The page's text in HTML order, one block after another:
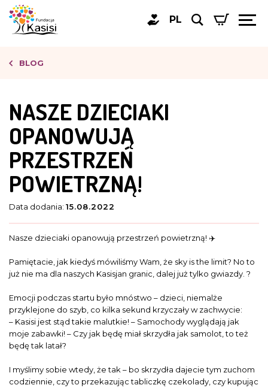
PL
BLOG
NASZE DZIECIAKI
OPANOWUJĄ
PRZESTRZEŃ
POWIETRZNĄ!
Data dodania: 15.08.2022
Nasze dzieciaki opanowują przestrzeń powietrzną! ✈️
Pamiętacie, jak kiedyś mówiliśmy Wam, że sky is the limit? No to
już nie ma dla naszych Kasisjan granic, dalej już tylko gwiazdy. ?
Emocji podczas startu było mnóstwo – dzieci, niemalże
przyklejone do szyb, co kilka sekund krzyczały w zachwycie:
– Kasisi jest stąd takie malutkie! – Samochody wyglądają jak
moje zabawki! – Czy jak będę miał skrzydła jak samolot, to też
będę tak latał?
I myślimy sobie wtedy, że tak – bo skrzydła dajecie tym zuchom
codziennie, czy to przekazując tabliczkę czekolady, czy kupując